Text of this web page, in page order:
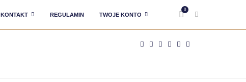
KONTAKT REGULAMIN TWOJE KONTO
0